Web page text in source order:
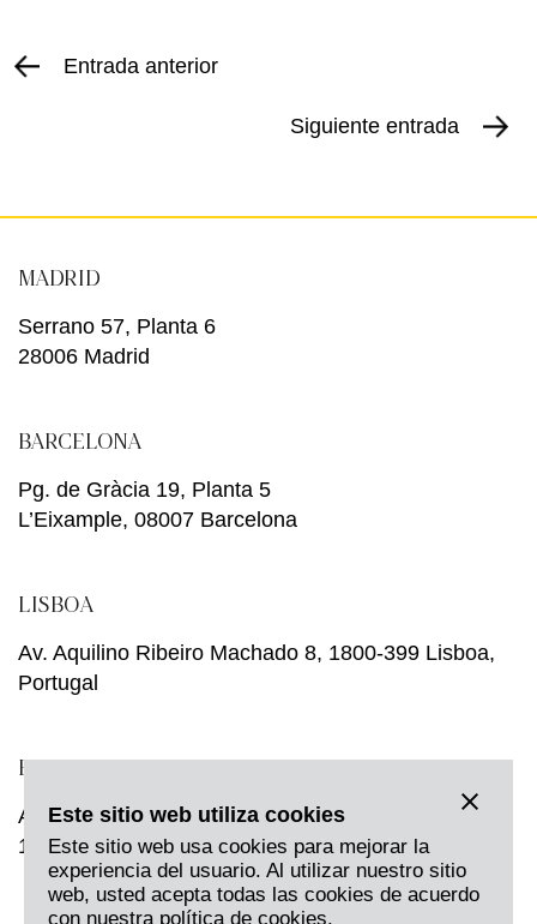
Entrada anterior
Siguiente entrada
MADRID
Serrano 57, Planta 6
28006 Madrid
BARCELONA
Pg. de Gràcia 19, Planta 5
L’Eixample, 08007 Barcelona
LISBOA
Av. Aquilino Ribeiro Machado 8, 1800-399 Lisboa,
Portugal
BRUSELAS
Avenue Louise, 231,
1050 Bruselas, Bélgica
Este sitio web utiliza cookies
Este sitio web usa cookies para mejorar la
experiencia del usuario. Al utilizar nuestro sitio
web, usted acepta todas las cookies de acuerdo
con nuestra política de cookies.